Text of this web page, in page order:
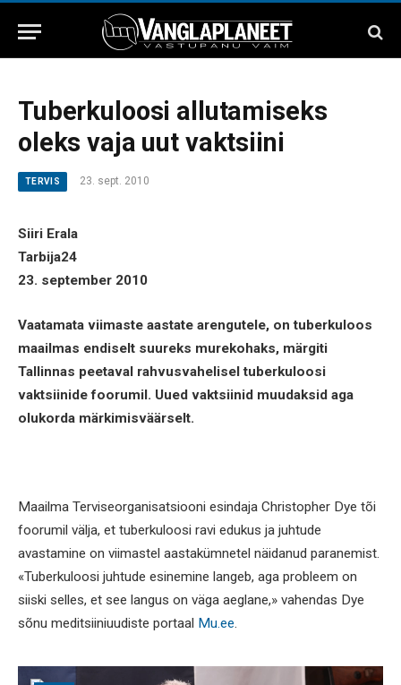
Tuberkuloosi allutamiseks
oleks vaja uut vaktsiini
TERVIS 23. sept. 2010
Siiri Erala
Tarbija24
23. september 2010
Vaatamata viimaste aastate arengutele, on tuberkuloos
maailmas endiselt suureks murekohaks, märgiti
Tallinnas peetaval rahvusvahelisel tuberkuloosi
vaktsiinide foorumil. Uued vaktsiinid muudaksid aga
olukorda märkimisväärselt.
Maailma Terviseorganisatsiooni esindaja Christopher Dye tõi
foorumil välja, et tuberkuloosi ravi edukus ja juhtude
avastamine on viimastel aastakümnetel näidanud paranemist.
«Tuberkuloosi juhtude esinemine langeb, aga probleem on
siiski selles, et see langus on väga aeglane,» vahendas Dye
sõnu meditsiiniuudiste portaal Mu.ee.